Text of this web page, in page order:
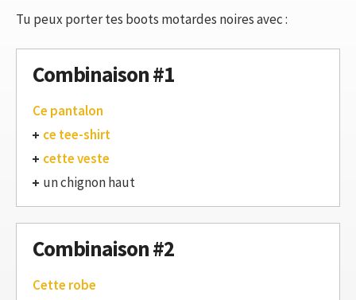
Tu peux porter tes boots motardes noires avec :
Combinaison #1
Ce pantalon
ce tee-shirt
cette veste
un chignon haut
Combinaison #2
Cette robe